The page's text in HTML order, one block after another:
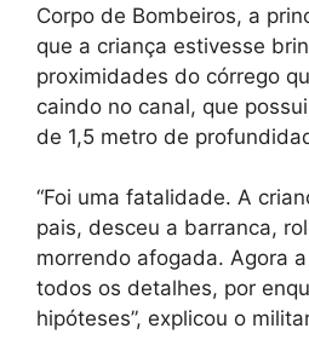
Corpo de Bombeiros, a
que a criança estivesse
proximidades do córrego
caindo no canal, que
de 1,5 metro de
“Foi uma fatalidade. A
pais, desceu a barranca,
morrendo afogada. Agora
todos os detalhes, por
hipóteses”, explicou o